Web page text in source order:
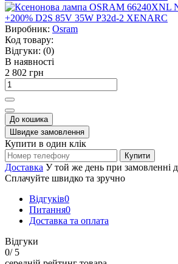
Виробник: Osram
Код товару:
Відгуки: (0)
В наявності
2 802 грн
До кошика
Швидке замовлення
Купити в один клік
Купити
Доставка У той же день при замовленні
Сплачуйте швидко та зручно
Відгуків0
Питання0
Доставка та оплата
Відгуки
0/ 5